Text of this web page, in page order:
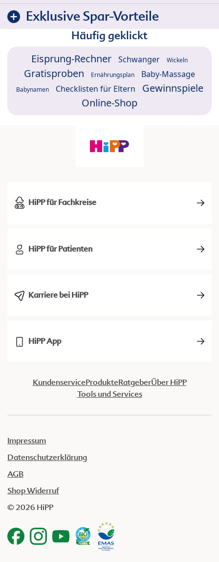
Exklusive Spar-Vorteile
Häufig geklickt
Eisprung-Rechner Schwanger Wickeln
Gratisproben Ernährungsplan Baby-Massage
Babynamen Checklisten für Eltern
Gewinnspiele
Online-Shop
HiPP für Fachkreise
HiPP für Patienten
Karriere bei HiPP
HiPP App
KundenserviceProdukteRatgeberÜber HiPP
Tools und Services
Impressum
Datenschutzerklärung
AGB
Shop Widerruf
© 2026 HiPP